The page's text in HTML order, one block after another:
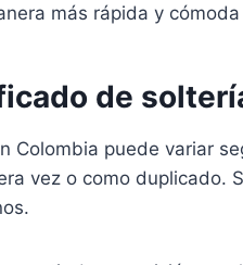
más rápida y
de
Colombia puede variar
vez o como duplicado.